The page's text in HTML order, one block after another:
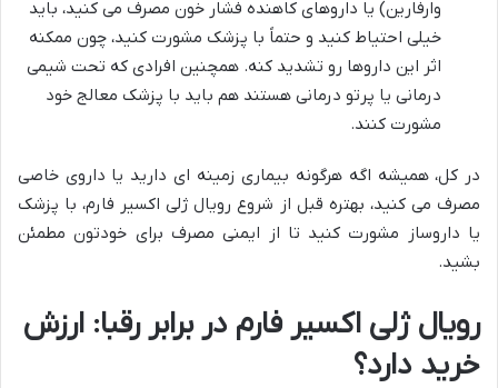
وارفارین) یا داروهای کاهنده فشار خون مصرف می کنید، باید
خیلی احتیاط کنید و حتماً با پزشک مشورت کنید، چون ممکنه
اثر این داروها رو تشدید کنه. همچنین افرادی که تحت شیمی
درمانی یا پرتو درمانی هستند هم باید با پزشک معالج خود
مشورت کنند.
در کل، همیشه اگه هرگونه بیماری زمینه ای دارید یا داروی خاصی
مصرف می کنید، بهتره قبل از شروع رویال ژلی اکسیر فارم، با پزشک
یا داروساز مشورت کنید تا از ایمنی مصرف برای خودتون مطمئن
بشید.
رویال ژلی اکسیر فارم در برابر رقبا: ارزش
خرید دارد؟